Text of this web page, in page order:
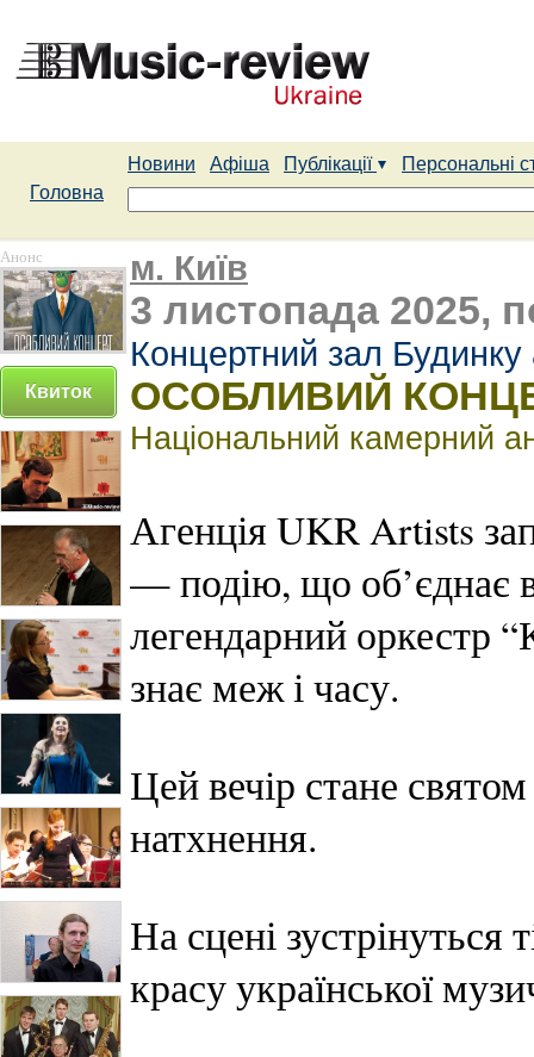
Новини Афіша Публікації
Персональні
Головна
Анонс
Квиток
м. Київ
3 листопада 2025,
Концертний зал Будинку
ОСОБЛИВИЙ
Національний камерний
Агенція UKR Artists
— подію, що об’єднає
легендарний оркестр
знає меж і часу.
Цей вечір стане
натхнення.
На сцені зустрінуться
красу української